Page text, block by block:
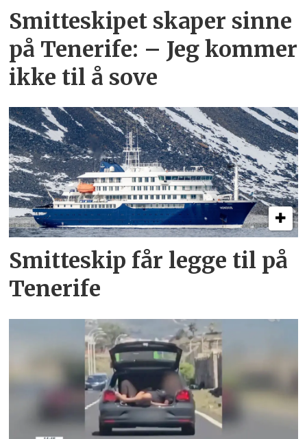
Smitteskipet skaper sinne
på Tenerife: – Jeg kommer
ikke til å sove
Smitteskip får legge til på
Tenerife